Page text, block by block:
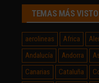
TEMAS MÁS
aerolineas Africa
Andalucía
Andorra
Canarias
Cataluña